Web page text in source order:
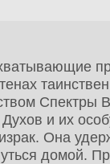
Спектры
и их
Она
домой.